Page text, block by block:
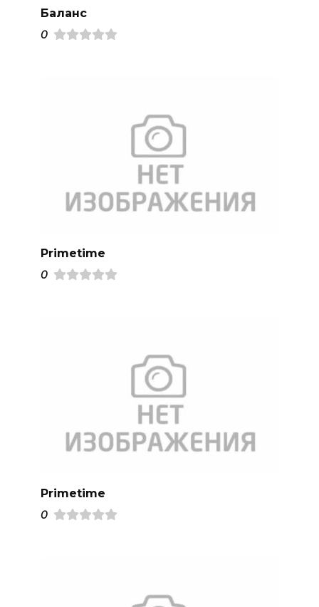
Баланс
0
Primetime
0
Primetime
0